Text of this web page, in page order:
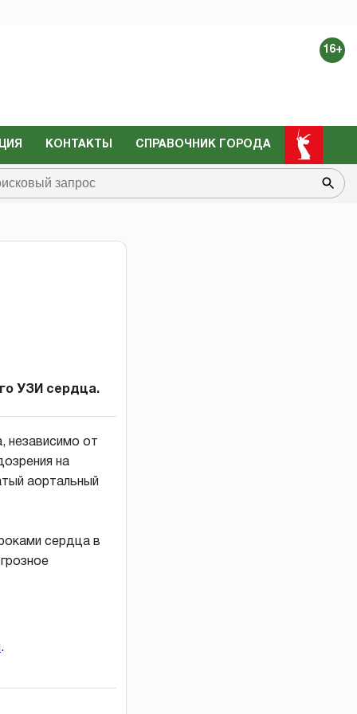
16+
КОНТАКТЫ СПРАВОЧНИК ГОРОДА
УЗИ сердца.
независимо от
на
аортальный
сердца в
.